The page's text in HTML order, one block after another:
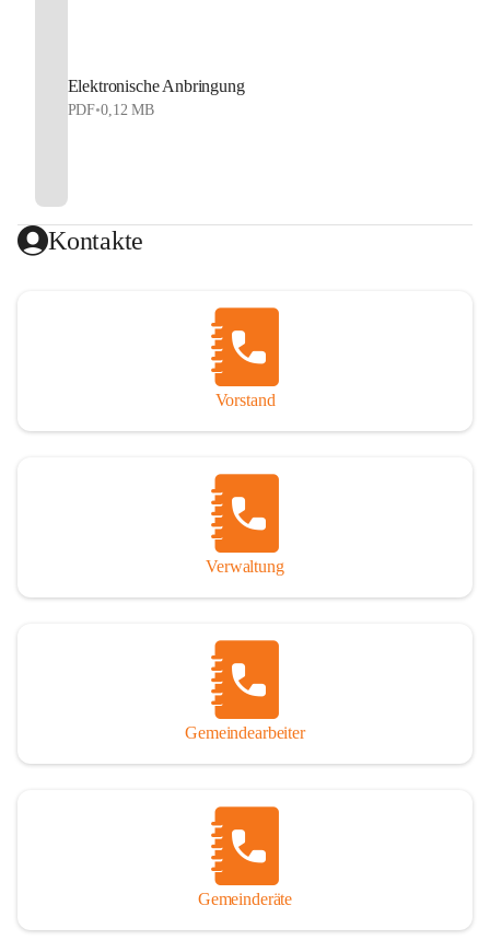
Elektronische Anbringung
PDF•0,12 MB
Kontakte
Vorstand
Verwaltung
Gemeindearbeiter
Gemeinderäte